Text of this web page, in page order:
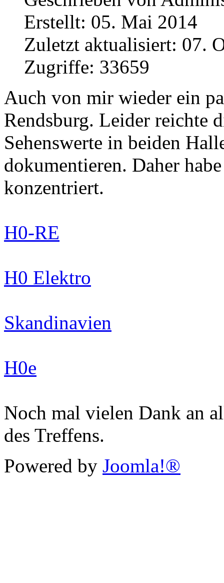
Erstellt: 05. Mai 2014
Zuletzt aktualisiert: 07.
Zugriffe: 33659
Auch von mir wieder ein
Rendsburg. Leider reichte
Sehenswerte in beiden
dokumentieren. Daher
konzentriert.
H0-RE
H0 Elektro
Skandinavien
H0e
Noch mal vielen Dank an
des Treffens.
Powered by Joomla!®